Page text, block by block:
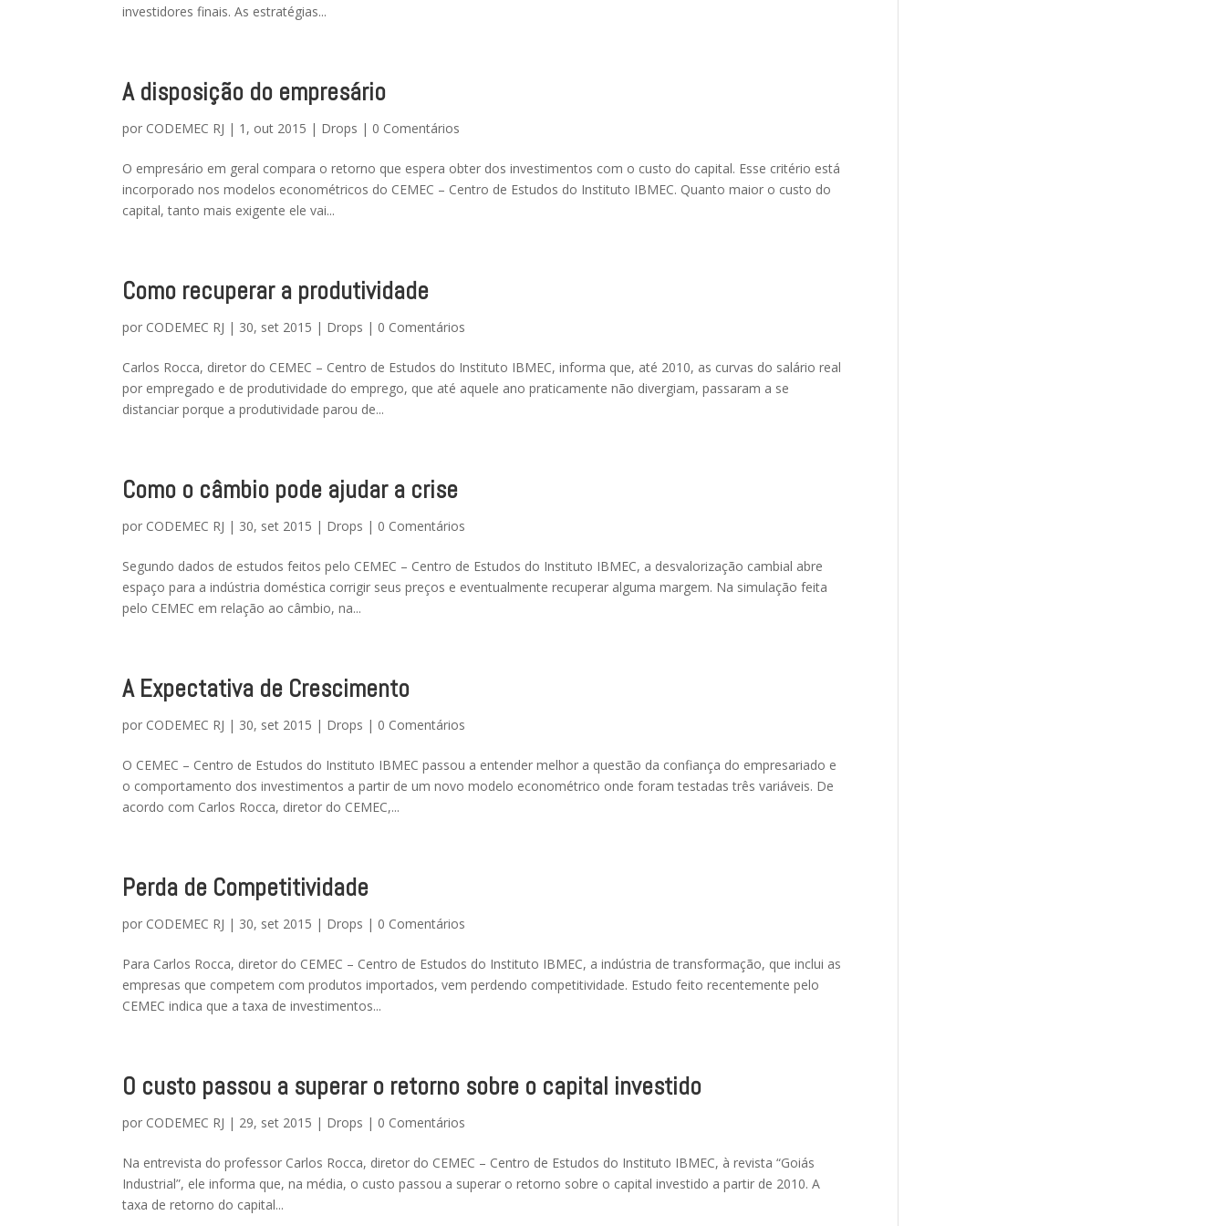
investidores finais. As estratégias...
A disposição do empresário
por CODEMEC RJ | 1, out 2015 | Drops | 0 Comentários
O empresário em geral compara o retorno que espera obter dos investimentos com o custo do capital. Esse critério está
incorporado nos modelos econométricos do CEMEC – Centro de Estudos do Instituto IBMEC. Quanto maior o custo do
capital, tanto mais exigente ele vai...
Como recuperar a produtividade
por CODEMEC RJ | 30, set 2015 | Drops | 0 Comentários
Carlos Rocca, diretor do CEMEC – Centro de Estudos do Instituto IBMEC, informa que, até 2010, as curvas do salário real
por empregado e de produtividade do emprego, que até aquele ano praticamente não divergiam, passaram a se
distanciar porque a produtividade parou de...
Como o câmbio pode ajudar a crise
por CODEMEC RJ | 30, set 2015 | Drops | 0 Comentários
Segundo dados de estudos feitos pelo CEMEC – Centro de Estudos do Instituto IBMEC, a desvalorização cambial abre
espaço para a indústria doméstica corrigir seus preços e eventualmente recuperar alguma margem. Na simulação feita
pelo CEMEC em relação ao câmbio, na...
A Expectativa de Crescimento
por CODEMEC RJ | 30, set 2015 | Drops | 0 Comentários
O CEMEC – Centro de Estudos do Instituto IBMEC passou a entender melhor a questão da confiança do empresariado e
o comportamento dos investimentos a partir de um novo modelo econométrico onde foram testadas três variáveis. De
acordo com Carlos Rocca, diretor do CEMEC,...
Perda de Competitividade
por CODEMEC RJ | 30, set 2015 | Drops | 0 Comentários
Para Carlos Rocca, diretor do CEMEC – Centro de Estudos do Instituto IBMEC, a indústria de transformação, que inclui as
empresas que competem com produtos importados, vem perdendo competitividade. Estudo feito recentemente pelo
CEMEC indica que a taxa de investimentos...
O custo passou a superar o retorno sobre o capital investido
por CODEMEC RJ | 29, set 2015 | Drops | 0 Comentários
Na entrevista do professor Carlos Rocca, diretor do CEMEC – Centro de Estudos do Instituto IBMEC, à revista “Goiás
Industrial”, ele informa que, na média, o custo passou a superar o retorno sobre o capital investido a partir de 2010. A
taxa de retorno do capital...